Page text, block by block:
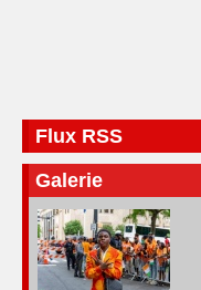
Flux RSS
Galerie